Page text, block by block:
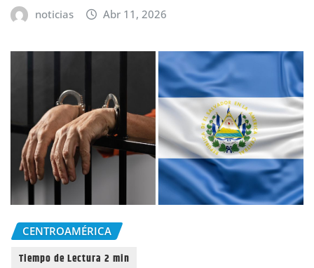
noticias Abr 11, 2026
CENTROAMÉRICA